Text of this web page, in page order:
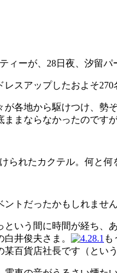
ティーが、28日夜、汐留
スアップしたおよそ270
が各地から駆けつけ、勢
まならなかったのです
けられたカクテル。何
トだったかもしれませ
という間に時間が経ち、
井俊夫さま。
も
百貨店社長です（とい